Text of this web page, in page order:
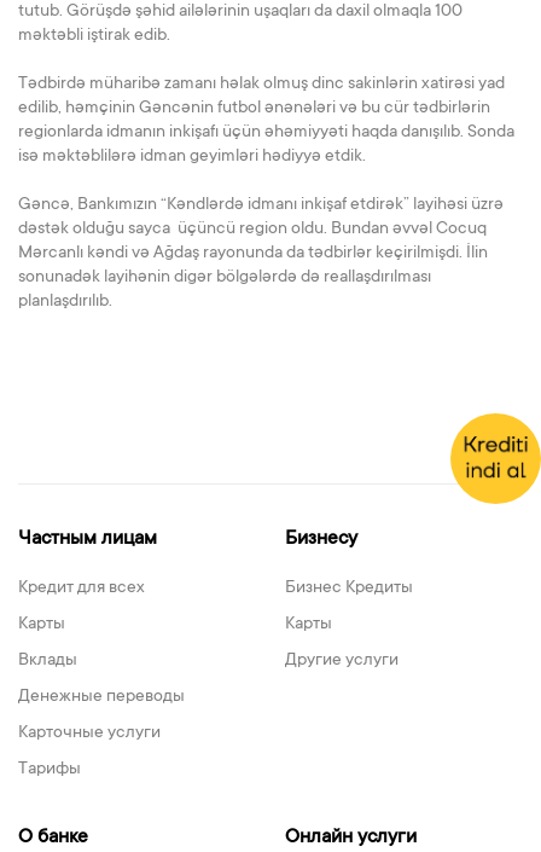
tutub. Görüşdə şəhid ailələrinin uşaqları da daxil olmaqla 100
məktəbli iştirak edib.
Tədbirdə müharibə zamanı həlak olmuş dinc sakinlərin xatirəsi yad
edilib, həmçinin Gəncənin futbol ənənələri və bu cür tədbirlərin
regionlarda idmanın inkişafı üçün əhəmiyyəti haqda danışılıb. Sonda
isə məktəblilərə idman geyimləri hədiyyə etdik.
Gəncə, Bankımızın “Kəndlərdə idmanı inkişaf etdirək” layihəsi üzrə
dəstək olduğu sayca üçüncü region oldu. Bundan əvvəl Cocuq
Mərcanlı kəndi və Ağdaş rayonunda da tədbirlər keçirilmişdi. İlin
sonunadək layihənin digər bölgələrdə də reallaşdırılması
planlaşdırılıb.
Частным лицам
Кредит для всех
Карты
Вклады
Денежные переводы
Карточные услуги
Тарифы
Бизнесу
Бизнес Кредиты
Карты
Другие услуги
О банке Онлайн услуги